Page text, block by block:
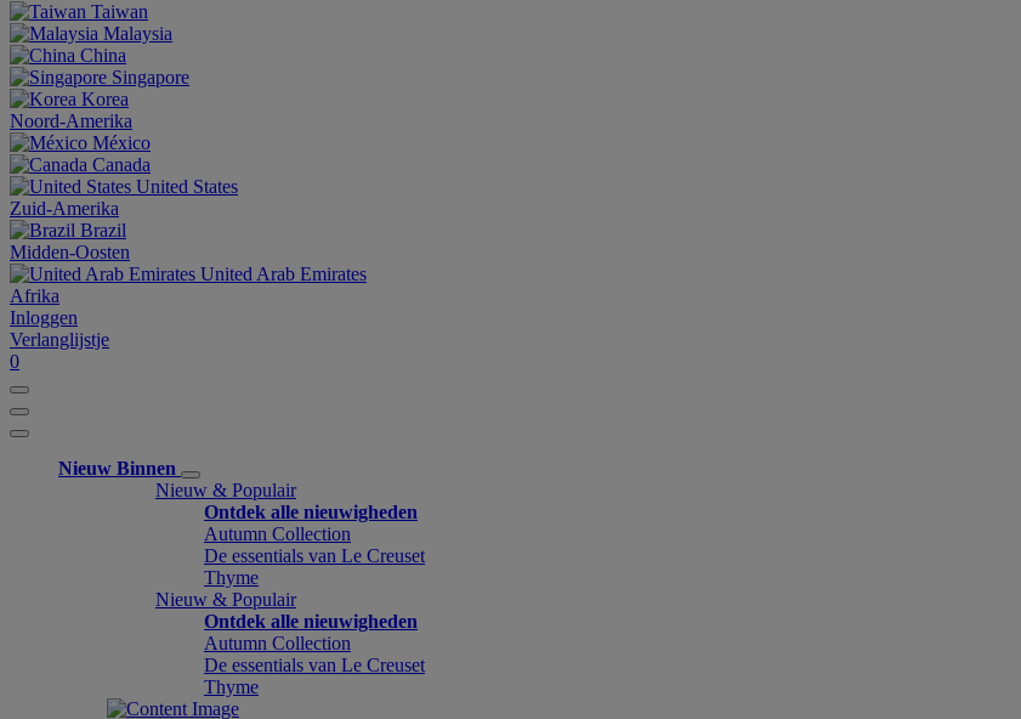
Taiwan
Malaysia
China
Singapore
Korea
Noord-Amerika
México
Canada
United States
Zuid-Amerika
Brazil
Midden-Oosten
United Arab Emirates
Afrika
Inloggen
Verlanglijstje
0
Nieuw Binnen
Nieuw & Populair
Ontdek alle nieuwigheden
Autumn Collection
De essentials van Le Creuset
Thyme
Nieuw & Populair
Ontdek alle nieuwigheden
Autumn Collection
De essentials van Le Creuset
Thyme